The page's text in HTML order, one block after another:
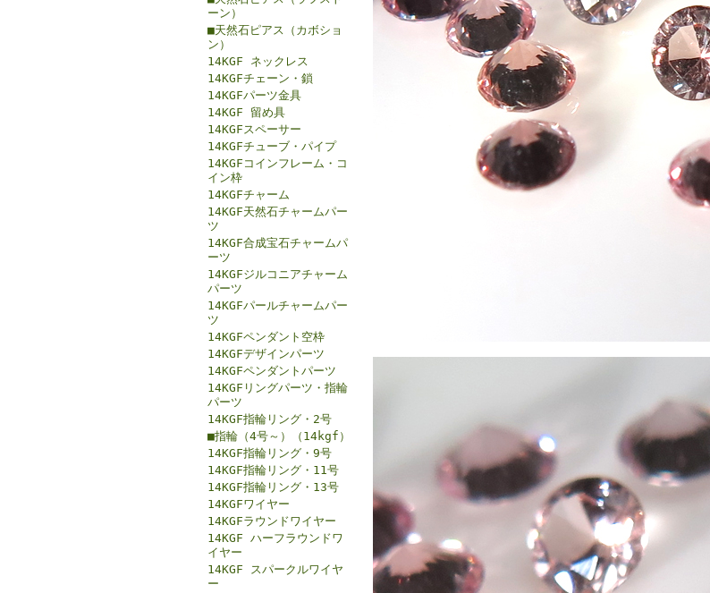
ーン）
■天然石ピアス（カボショ
ン）
14KGF ネックレス
14KGFチェーン・鎖
14KGFパーツ金具
14KGF 留め具
14KGFスペーサー
14KGFチューブ・パイプ
14KGFコインフレーム・コ
イン枠
14KGFチャーム
14KGF天然石チャームパー
ツ
14KGF合成宝石チャームパ
ーツ
14KGFジルコニアチャーム
パーツ
14KGFパールチャームパー
ツ
14KGFペンダント空枠
14KGFデザインパーツ
14KGFペンダントパーツ
14KGFリングパーツ・指輪
パーツ
14KGF指輪リング・2号
■指輪（4号～）（14kgf）
14KGF指輪リング・9号
14KGF指輪リング・11号
14KGF指輪リング・13号
14KGFワイヤー
14KGFラウンドワイヤー
14KGF ハーフラウンドワ
イヤー
14KGF スパークルワイヤ
ー